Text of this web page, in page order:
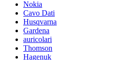
Nokia
Cavo Dati
Husqvarna
Gardena
auricolari
Thomson
Hagenuk